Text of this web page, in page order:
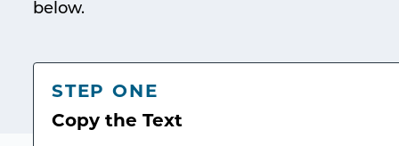
below.
STEP ONE
Copy the Text